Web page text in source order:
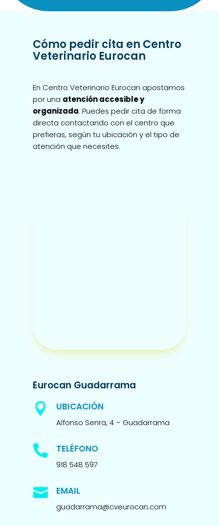
Cómo pedir cita en Centro
Veterinario Eurocan
En Centro Veterinario Eurocan apostamos
por una atención accesible y
organizada. Puedes pedir cita de forma
directa contactando con el centro que
prefieras, según tu ubicación y el tipo de
atención que necesites.
Eurocan Guadarrama
 UBICACIÓN
Alfonso Senra, 4 – Guadarrama
 TELÉFONO
918 548 597
 EMAIL
guadarrama@cveurocan.com